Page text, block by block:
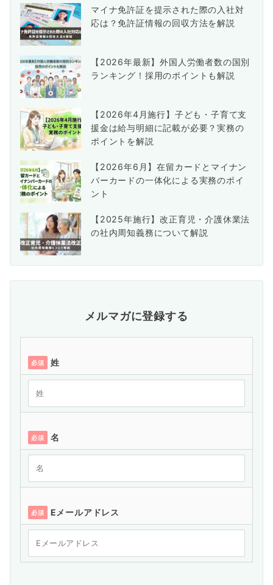
り
マイナ免許証を提示された際の入社対
応は？免許証情報の回収方法を解説
【2026年最新】外国人労働者数の国別
ランキング！採用のポイントも解説
【2026年4月施行】子ども・子育て支
援金は給与明細に記載が必要？実務の
ポイントを解説
【2026年6月】在留カードとマイナン
バーカードの一体化による実務のポイ
ント
【2025年施行】改正育児・介護休業法
の社内周知義務について解説
メルマガに登録する
必須 姓
必須 名
必須 Eメールアドレス